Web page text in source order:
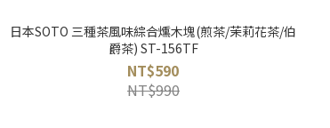
日本SOTO 三種茶風味綜合燻木塊(煎茶/茉莉花茶/伯
爵茶) ST-156TF
NT$590
NT$990